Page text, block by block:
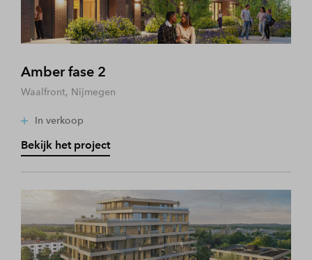
Amber fase 2
Waalfront, Nijmegen
In verkoop
Bekijk het project